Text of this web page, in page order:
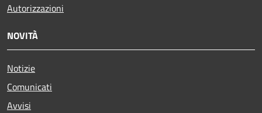
Autorizzazioni
NOVITÀ
Notizie
Comunicati
Avvisi